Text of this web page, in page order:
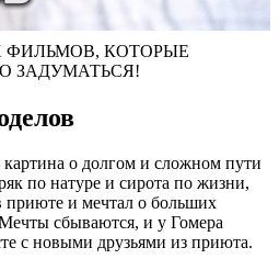
ФИЛЬМОВ, КОТОРЫЕ
ЗАДУМАТЬСЯ!
о долгом и сложном пути
по натуре и сирота по жизни,
и мечтал о больших
сбываются, и у Гомера
с новыми друзьями из приюта.